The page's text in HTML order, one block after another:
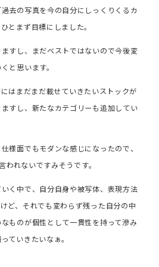
去の写真を今の自分にしっくりくるカ
とまず目標にしました。
すし、まだベストではないので今後変
と思います。
はまだまだ載せていきたいストックが
すし、新たなカテゴリーも追加してい
様面でもモダンな感じになったので、
れないですみそうです。
く中で、自分自身や被写体、表現方法
ど、それでも変わらず残った自分の中
ものが個性として一貫性を持って滲み
ていきたいなぁ。